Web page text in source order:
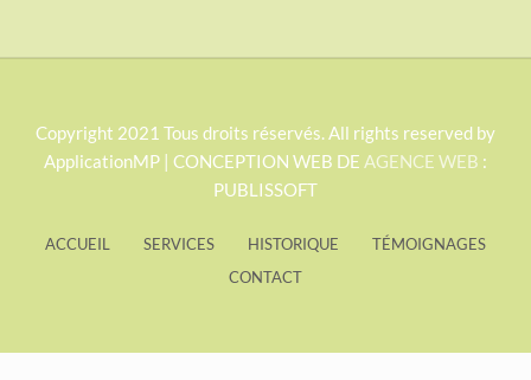
S
o
Copyright 2021 Tous droits réservés. All rights reserved by
ApplicationMP | CONCEPTION WEB DE AGENCE WEB :
PUBLISSOFT
ACCUEIL SERVICES HISTORIQUE
TÉMOIGNAGES
CONTACT